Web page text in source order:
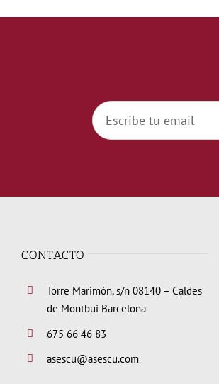
CONTACTO
Torre Marimón, s/n 08140 – Caldes
de Montbui Barcelona
675 66 46 83
asescu@asescu.com